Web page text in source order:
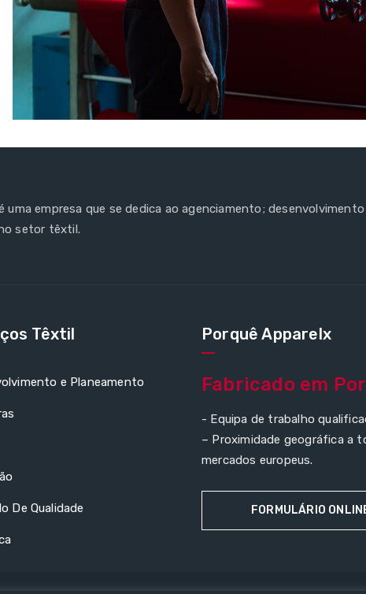
uma empresa que se dedica ao agenciamento;
setor têxtil.
Têxtil
e Planeamento
De Qualidade
Porquê Apparelx
Fabricado em
- Equipa de trabalho
– Proximidade geográfica a
mercados europeus.
FORMULÁRIO